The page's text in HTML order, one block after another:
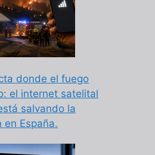
donde el fuego
el internet satelital
salvando la
en España.